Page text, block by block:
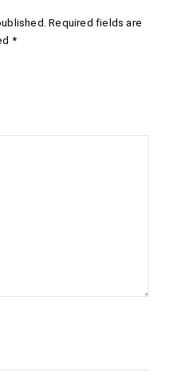
Required fields are
*